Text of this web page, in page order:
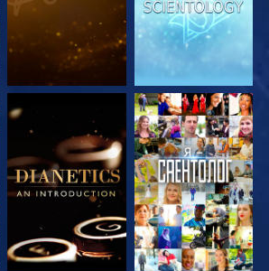
СМОТРЕТЬ
ПЕРЕДАЧИ
СМОТРЕТЬ